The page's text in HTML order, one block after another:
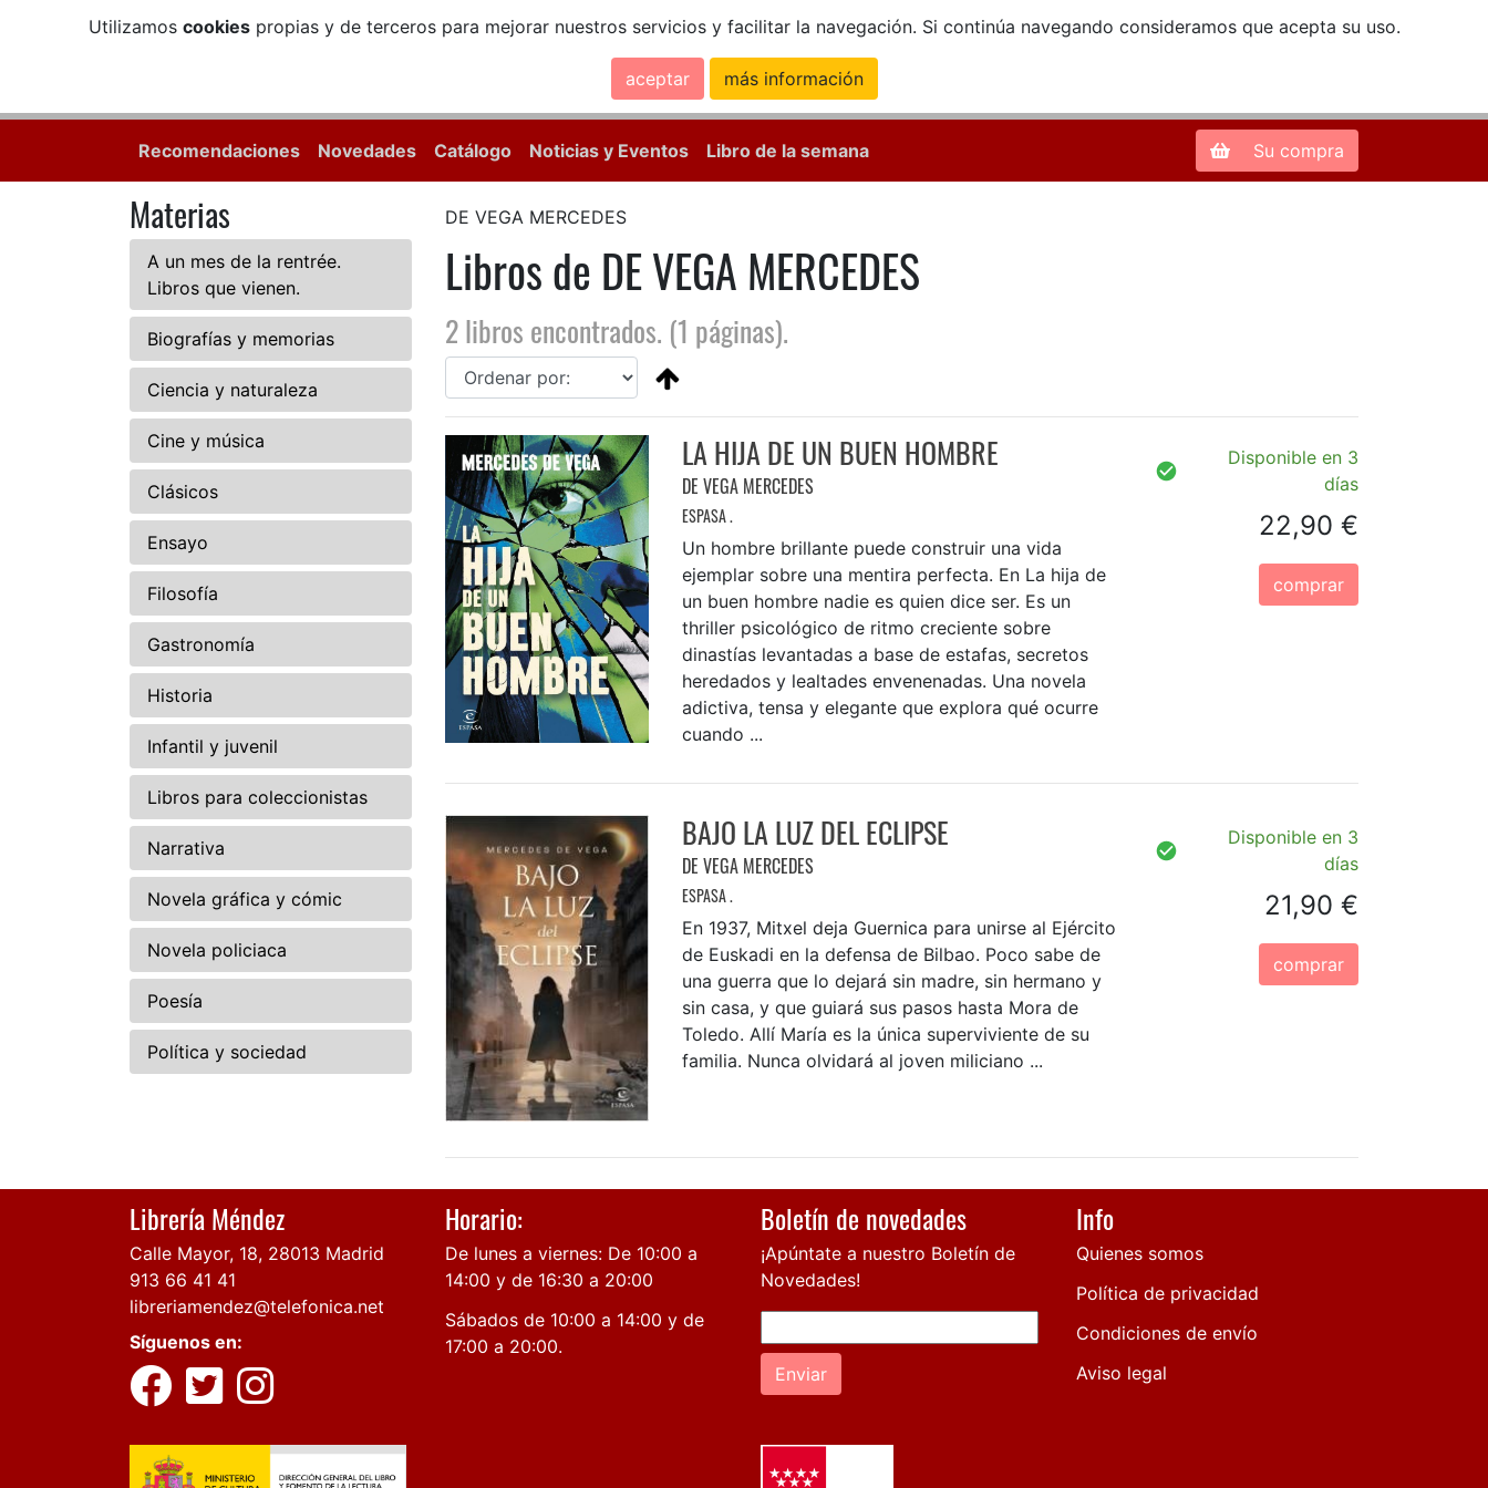
Utilizamos cookiespropias y de terceros para mejorar nuestros servicios y facilitar la navegación. Si continúa navegando consideramos que acepta su uso.
aceptar más información
Zona de Clientes
Recomendaciones Novedades Catálogo Noticias y Eventos Libro de la semana Su compra
Materias
A un mes de la rentrée.
Libros que vienen.
Biografías y memorias
Ciencia y naturaleza
Cine y música
Clásicos
Ensayo
Filosofía
Gastronomía
Historia
Infantil y juvenil
Libros para coleccionistas
Narrativa
Novela gráfica y cómic
Novela policiaca
Poesía
Política y sociedad
DE VEGA MERCEDES
Libros de DE VEGA MERCEDES
2 libros encontrados. (1 páginas).
LA HIJA DE UN BUEN HOMBRE
DE VEGA MERCEDES
ESPASA .
Un hombre brillante puede construir una vida
ejemplar sobre una mentira perfecta. En La hija de
un buen hombre nadie es quien dice ser. Es un
thriller psicológico de ritmo creciente sobre
dinastías levantadas a base de estafas, secretos
heredados y lealtades envenenadas. Una novela
adictiva, tensa y elegante que explora qué ocurre
cuando ...
Disponible en 3
días
22,90 €
comprar
BAJO LA LUZ DEL ECLIPSE
DE VEGA MERCEDES
ESPASA .
En 1937, Mitxel deja Guernica para unirse al Ejército
de Euskadi en la defensa de Bilbao. Poco sabe de
una guerra que lo dejará sin madre, sin hermano y
sin casa, y que guiará sus pasos hasta Mora de
Toledo. Allí María es la única superviviente de su
familia. Nunca olvidará al joven miliciano ...
Disponible en 3
días
21,90 €
comprar
Librería Méndez
Calle Mayor, 18, 28013 Madrid
913 66 41 41
libreriamendez@telefonica.net
Síguenos en:
Horario:
De lunes a viernes: De 10:00 a
14:00 y de 16:30 a 20:00
Sábados de 10:00 a 14:00 y de
17:00 a 20:00.
Boletín de novedades
¡Apúntate a nuestro Boletín de
Novedades!
Enviar
Info
Quienes somos
Política de privacidad
Condiciones de envío
Aviso legal